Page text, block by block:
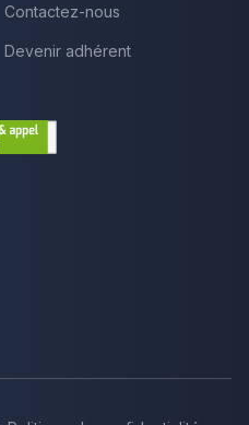
Contactez-nous
Devenir adhérent